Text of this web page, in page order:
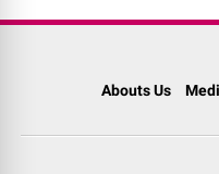
Abouts Us